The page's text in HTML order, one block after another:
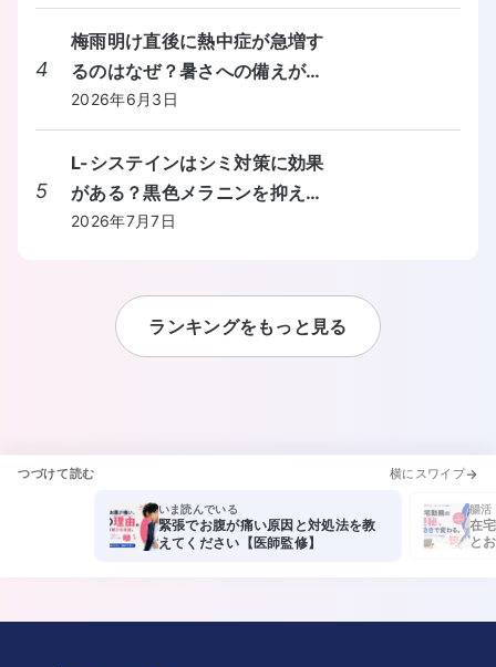
4
梅雨明け直後に熱中症が急増す
るのはなぜ？暑さへの備えが間
に合わないときの対処法を教え
てください。
2026年6月3日
5
L-システインはシミ対策に効果
がある？黒色メラニンを抑える
しくみと食事からの摂り方を教
2026年7月7日
ランキングをもっと見る
つづけて読む 横にスワイプ
いま読んでいる
緊張でお腹が痛い原因と対処法を教
えてください【医師監修】
腸活
在
と